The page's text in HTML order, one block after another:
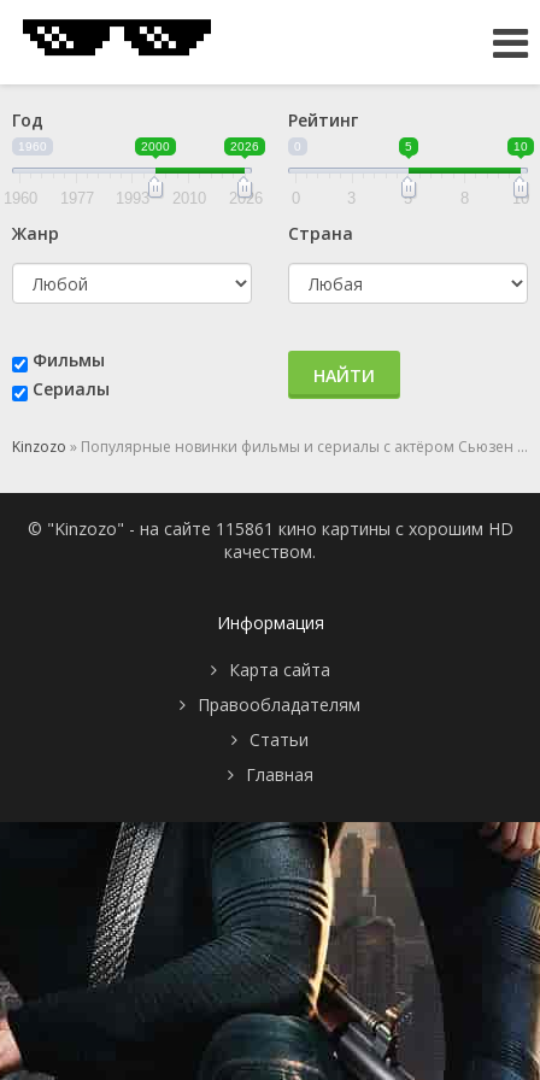
Год
1960 2000 2026
1960 1977 1993 2010 2026
Рейтинг
0 5 10
0 3 5 8 10
Жанр Страна
Фильмы
Сериалы
НАЙТИ
Kinzozo » Популярные новинки фильмы и сериалы с актёром Сьюзен Джордж
© "Kinzozo" - на сайте 115861 кино картины с хорошим HD
качеством.
Информация
Карта сайта
Правообладателям
Статьи
Главная